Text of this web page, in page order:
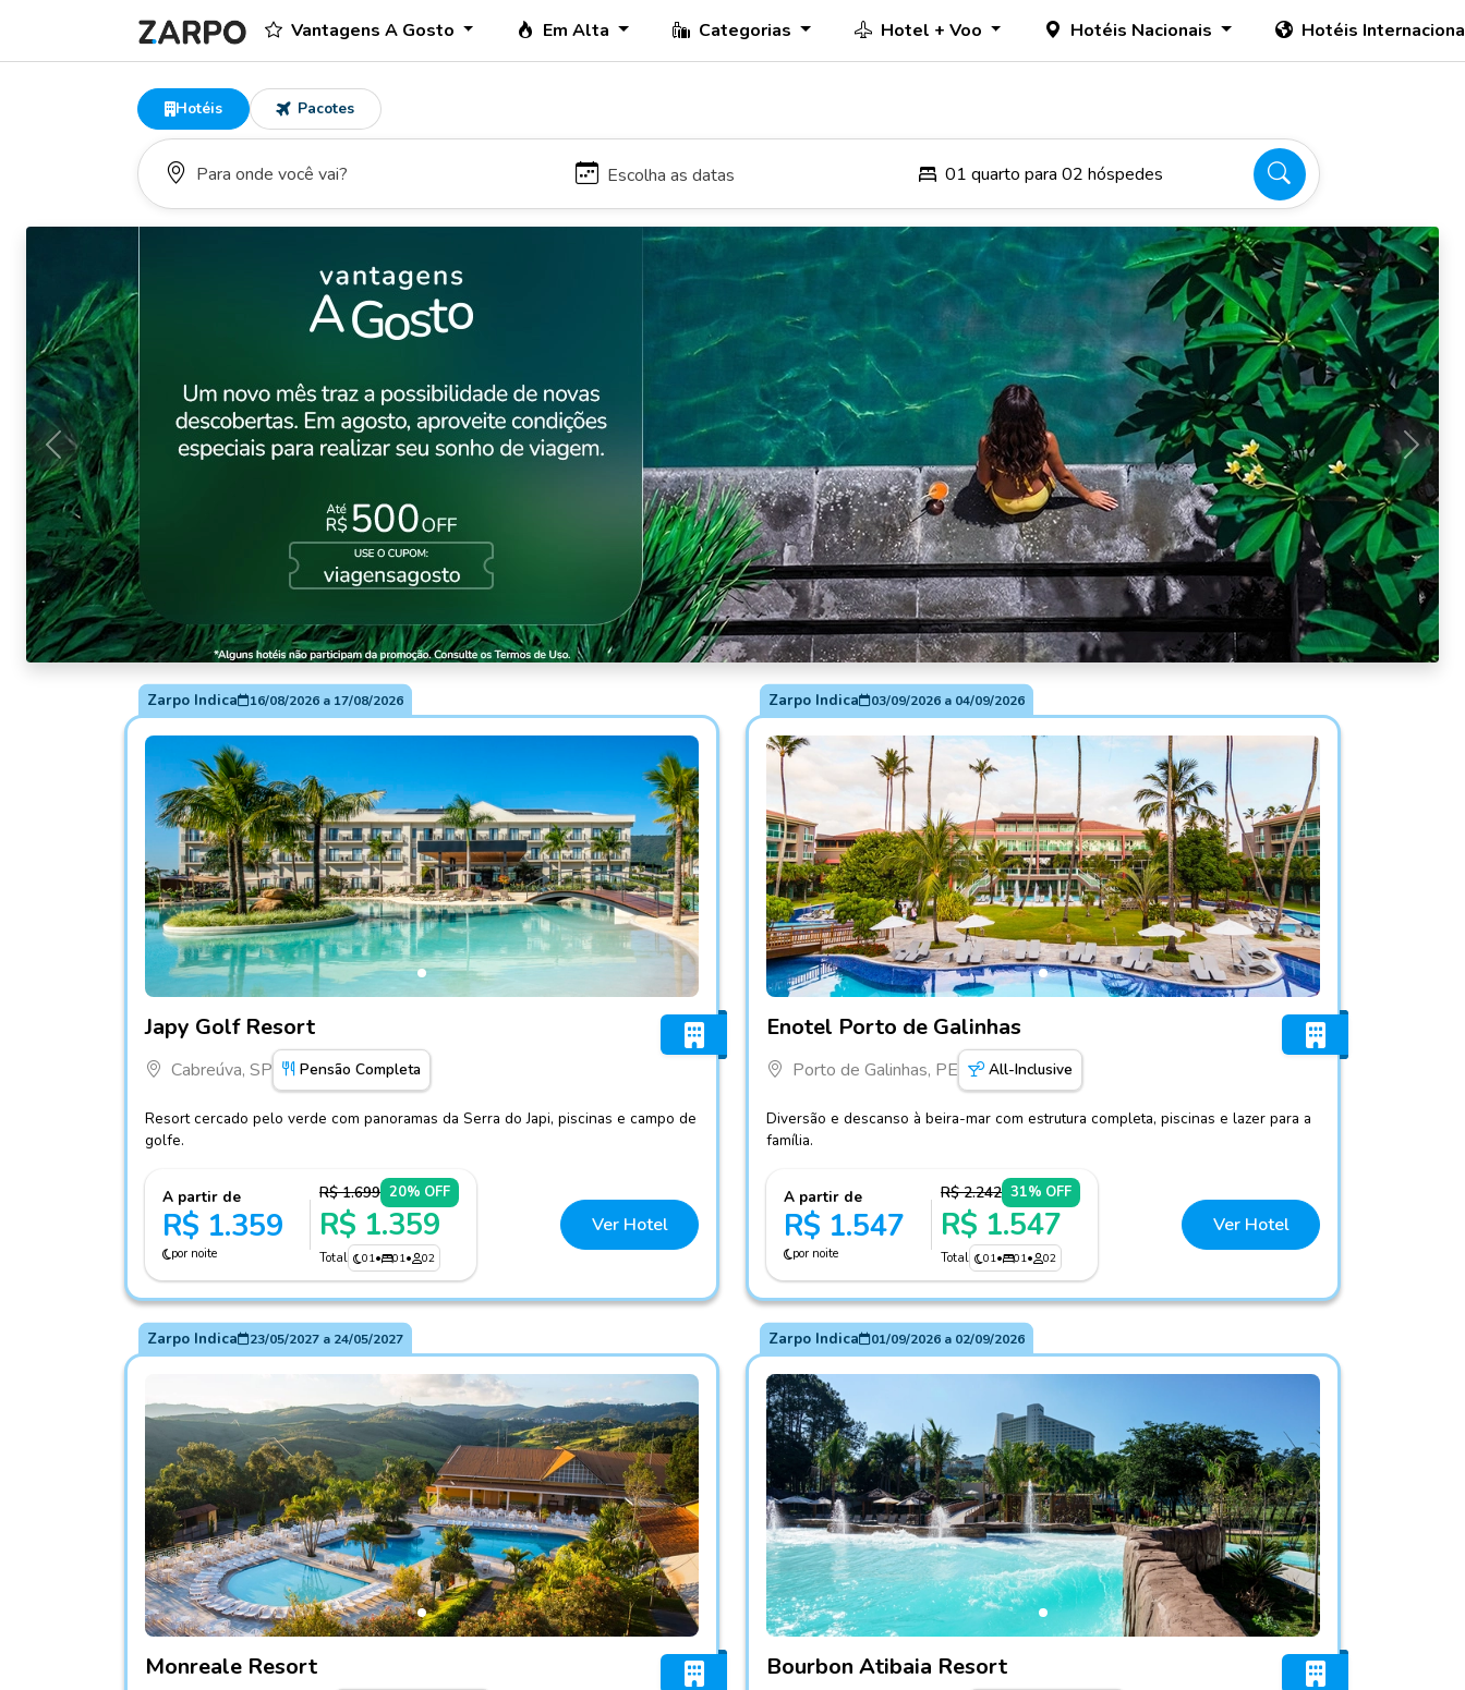
Vantagens A Gosto Em Alta Categorias Hotel + Voo Hotéis Nacionais Hotéis
Hotéis Pacotes
01 quarto para 02 hóspedes
Anterior
Zarpo Indica 16/08/2026a 17/08/2026
Japy Golf Resort
Cabreúva, SP Pensão Completa
Resort cercado pelo verde com panoramas da Serra do Japi, piscinas e campo de
golfe.
A partir de
R$ 1.359
por noite
R$ 1.699 20% OFF
R$ 1.359
Total 01• 01• 02
Ver Hotel
Zarpo Indica 03/09/2026a 04/09/2026
Enotel Porto de Galinhas
Porto de Galinhas, PE All-Inclusive
Diversão e descanso à beira-mar com estrutura completa, piscinas e lazer para a
família.
A partir de
R$ 1.547
por noite
R$ 2.242 31% OFF
R$ 1.547
Total 01• 01• 02
Ver Hotel
Zarpo Indica 23/05/2027a 24/05/2027
Monreale Resort
Zarpo Indica 01/09/2026a 02/09/2026
Bourbon Atibaia Resort